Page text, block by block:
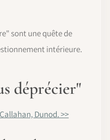
sont une quête de
intérieure.
déprécier"
Dunod. >>